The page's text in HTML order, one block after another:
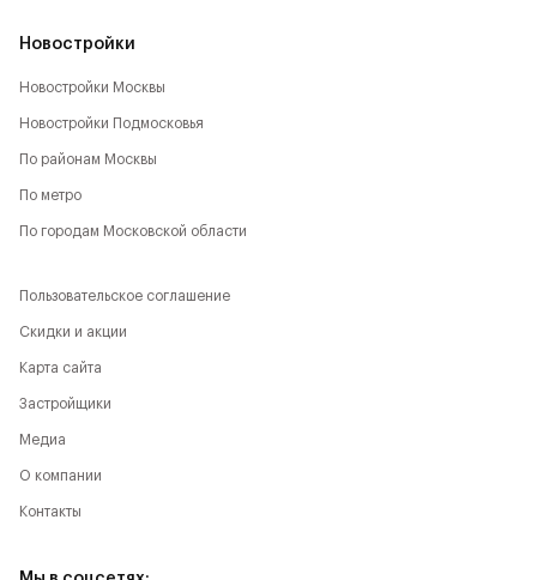
Новостройки
Новостройки Москвы
Новостройки Подмосковья
По районам Москвы
По метро
По городам Московской области
Пользовательское соглашение
Скидки и акции
Карта сайта
Застройщики
Медиа
О компании
Контакты